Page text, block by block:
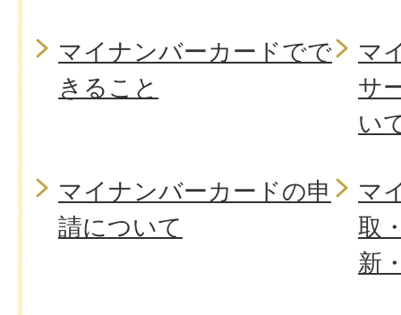
マイナンバーカードでで
きること
マ
サ
い
マイナンバーカードの申
請について
マ
取
新